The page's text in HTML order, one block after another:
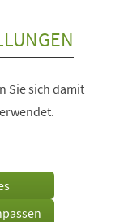
Sie sich damit